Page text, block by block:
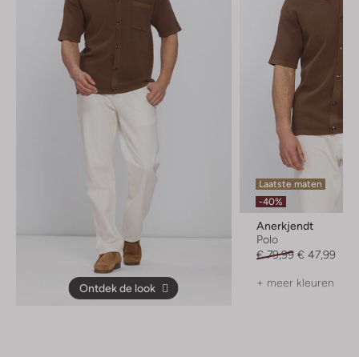
Ontdek de look
Laatste maten
-40%
Anerkjendt
Polo
€ 79,99 € 47,99
+ meer kleuren